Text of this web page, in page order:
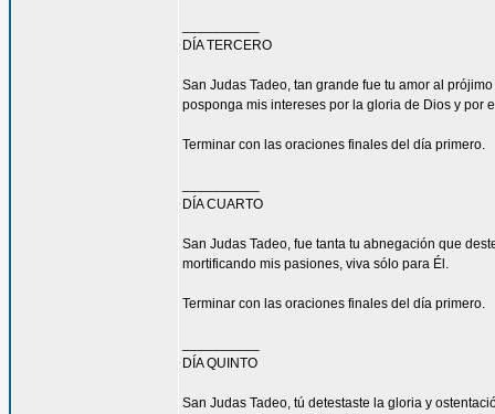
DÍA TERCERO
San Judas Tadeo, tan grande fue tu amor al
posponga mis intereses por la gloria de Dios y por
Terminar con las oraciones finales del día primero.
DÍA CUARTO
San Judas Tadeo, fue tanta tu abnegación que
mortificando mis pasiones, viva sólo para Él.
Terminar con las oraciones finales del día primero.
DÍA QUINTO
San Judas Tadeo, tú detestaste la gloria y